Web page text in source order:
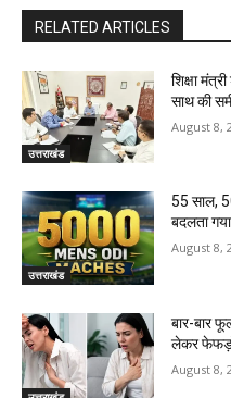
RELATED ARTICLES
उत्तराखंड
शिक्षा
साथ की
August 8,
उत्तराखंड
55 साल,
बदलता
August 8,
बार-बार
लेकर
August 8,